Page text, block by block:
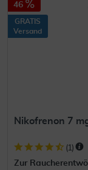
46
GRATIS
Versand
Nikofrenon 7
(1)
Zur